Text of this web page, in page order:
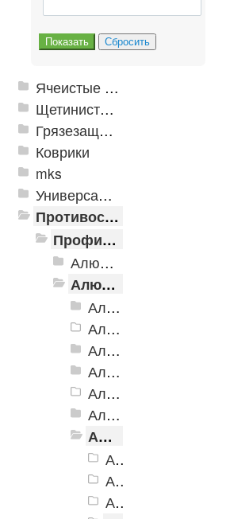
Ячеистые грязезащитные покрытия
Щетинистые покрытия
Грязезащитные, влаговпитывающие покрытия
Коврики
mks
Универсальные модульные покрытия
Противоскользящая защита для лестниц, профили, ленты
Профили алюминиевые с резиновой вставкой
Алюминиевая полоса с резиновыми вставками
Алюминиевый угол-порог с резиновой вставкой
Алюминиевый угол-порог АУ-38, 38x20 мм
Алюминиевый угол-порог АУ-42 Евро, 2500мм
Алюминиевый угол-порог АУ-42, 42x23 мм
Алюминиевый угол-порог АУ-42 (на клеевой основе)
Алюминиевый угол-порог АУ-50 Евро, 2500мм
Алюминиевый угол-порог АУ-50 премиум
Алюминиевый угол-порог с двойной резиновой вставкой АУ-68
Алюминиевый угол-порог АУ-68, черный
Алюминиевый угол-порог АУ-68, коричневый
Алюминиевый угол-порог АУ-68, серый